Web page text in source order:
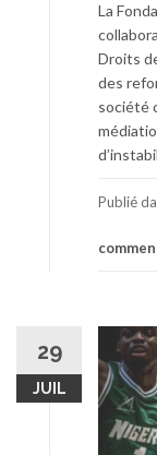
La
Droits
des
société
Publié
29
JUIL